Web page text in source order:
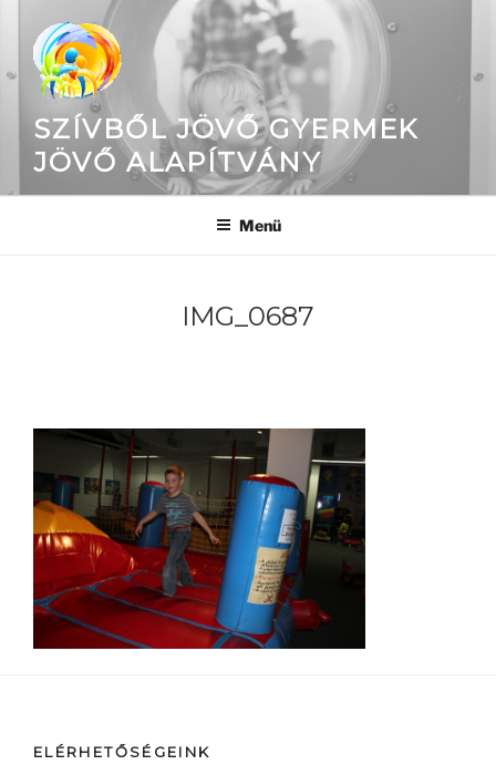
SZÍVBŐL JÖVŐ GYERMEK
JÖVŐ ALAPÍTVÁNY
Menü
IMG_0687
ELÉRHETŐSÉGEINK